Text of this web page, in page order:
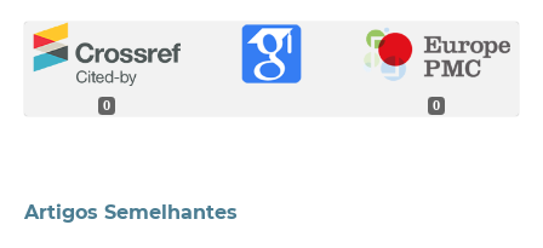
0 0
Artigos Semelhantes